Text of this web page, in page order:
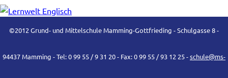
©2012 Grund- und Mittelschule Mamming-Gottfrieding - Schulgasse 8 -
94437 Mamming - Tel: 0 99 55 / 9 31 20 - Fax: 0 99 55 / 93 12 25 -schule@ms-